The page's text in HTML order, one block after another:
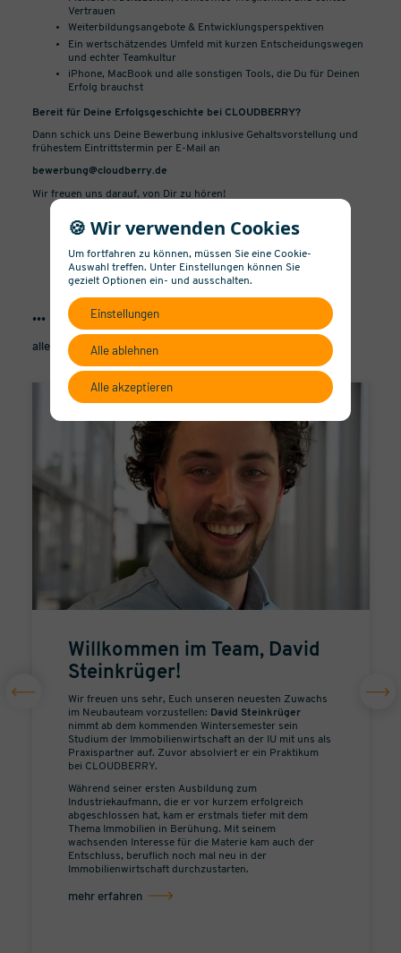
Vertrauen
Weiterbildungsangebote & Entwicklungsperspektiven
Ein wertschätzendes Umfeld mit kurzen Entscheidungswegen
und echter Teamkultur
iPhone, MacBook und alle sonstigen Tools, die Du für Deinen
Erfolg brauchst
Bereit für Deine Erfolgsgeschichte bei CLOUDBERRY?
Dann schick uns Deine Bewerbung inklusive Gehaltsvorstellung und
frühestem Eintrittstermin per E-Mail an
bewerbung@cloudberry.de
Wir freuen uns darauf, von Dir zu hören!
... also berry important news
alle News
Willkommen im Team, David
Steinkrüger!
Wir freuen uns sehr, Euch unseren neuesten Zuwachs
im Neubauteam vorzustellen: David Steinkrüger
nimmt ab dem kommenden Wintersemester sein
Studium der Immobilienwirtschaft an der IU mit uns als
Praxispartner auf. Zuvor absolviert er ein Praktikum
bei CLOUDBERRY.
Während seiner ersten Ausbildung zum
Industriekaufmann, die er vor kurzem erfolgreich
abgeschlossen hat, kam er erstmals tiefer mit dem
Thema Immobilien in Berühung. Mit seinem
wachsenden Interesse für die Materie kam auch der
Entschluss, beruflich noch mal neu in der
Immobilienwirtschaft durchzustarten.
mehr erfahren
🍪 Wir verwenden Cookies
Um fortfahren zu können, müssen Sie eine Cookie-
Auswahl treffen. Unter Einstellungen können Sie
gezielt Optionen ein- und ausschalten.
Einstellungen
Alle ablehnen
Alle akzeptieren